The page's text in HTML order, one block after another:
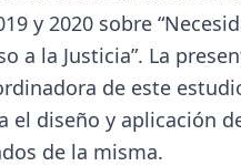
y 2020 sobre
a la Justicia”. La
de este
diseño y aplicación
de la misma.